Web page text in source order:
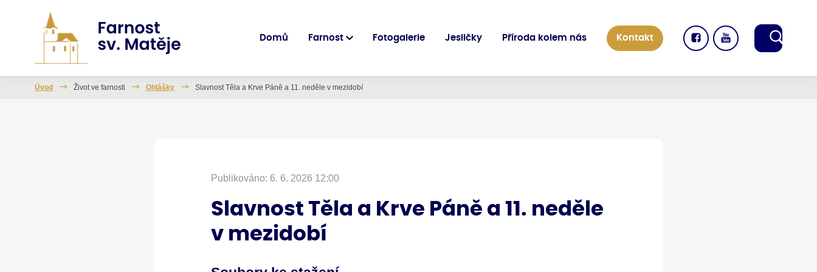
Domů Farnost Fotogalerie Jesličky Příroda kolem nás Kontakt
Úvod Život ve farnosti Ohlášky Slavnost Těla a Krve Páně a 11. neděle v mezidobí
Publikováno: 6. 6. 2026 12:00
Slavnost Těla a Krve Páně a 11. neděle
v mezidobí